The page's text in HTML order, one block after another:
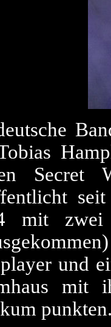
Secret
mit zwei
und
mit
punkten.